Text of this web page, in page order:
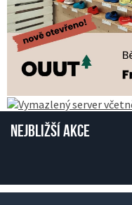
Nejbližší akce